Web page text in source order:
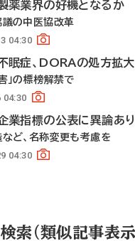
製薬業界の好機となるか
議の中医協改革
04:30
不眠症、DORAの処方拡
」の標榜解禁で
04:30
企業指標の公表に異論あり
ど、名称変更も考慮を
04:30
索（類似記事表示